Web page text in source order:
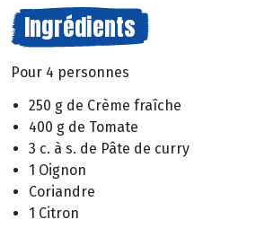
Ingrédients
Pour 4 personnes
250 g de Crème fraîche
400 g de Tomate
3 c. à s. de Pâte de curry
1 Oignon
Coriandre
1 Citron